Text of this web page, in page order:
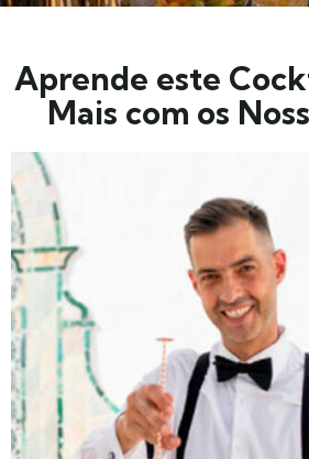
Aprende este
Mais com os